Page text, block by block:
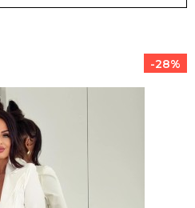
-28%